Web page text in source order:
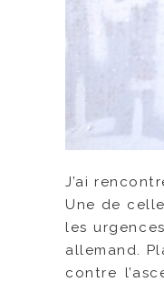
J’ai
Une de
les
allemand.
contre